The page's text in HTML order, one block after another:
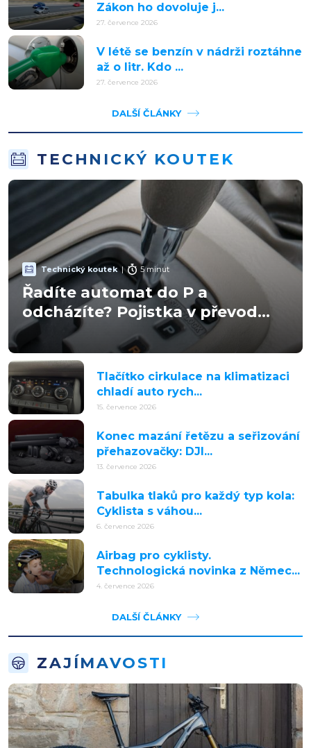
Zákon ho dovoluje j...
27. července 2026
V létě se benzín v nádrži roztáhne
až o litr. Kdo ...
27. července 2026
DALŠÍ ČLÁNKY
TECHNICKÝ KOUTEK
Technický koutek | 5 minut
Řadíte automat do P a
odcházíte? Pojistka v převod...
Tlačítko cirkulace na klimatizaci
chladí auto rych...
15. července 2026
Konec mazání řetězu a seřizování
přehazovačky: DJI...
13. července 2026
Tabulka tlaků pro každý typ kola:
Cyklista s váhou...
6. července 2026
Airbag pro cyklisty.
Technologická novinka z Němec...
4. července 2026
DALŠÍ ČLÁNKY
ZAJÍMAVOSTI